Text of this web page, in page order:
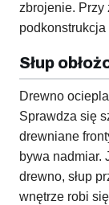
zbrojenie. Przy
Słup
Drewno
Sprawdza się
drewniane
bywa nadmiar.
drewno, słup
wnętrze robi